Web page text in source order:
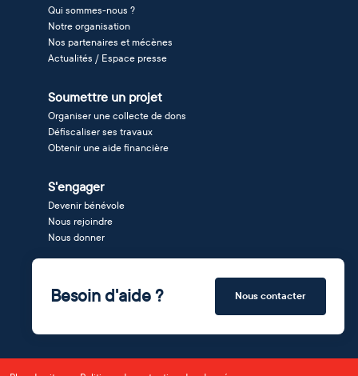
Qui sommes-nous ?
Notre organisation
Nos partenaires et mécènes
Actualités / Espace presse
Soumettre un projet
Organiser une collecte de dons
Défiscaliser ses travaux
Obtenir une aide financière
S'engager
Devenir bénévole
Nous rejoindre
Nous donner
Besoin d'aide ? Nous contacter